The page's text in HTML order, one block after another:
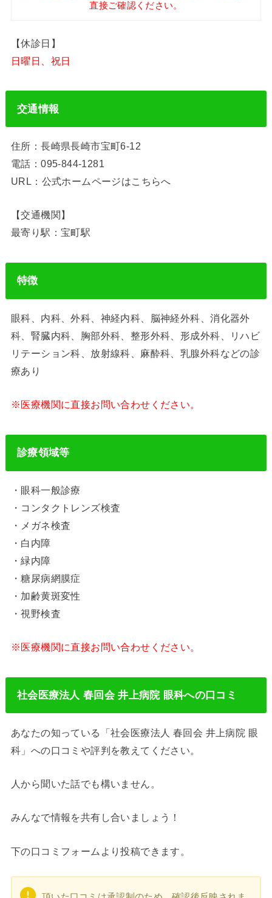
直接ご確認ください。
【休診日】
日曜日、祝日
交通情報
住所：長崎県長崎市宝町6-12
電話：095-844-1281
URL：公式ホームページはこちらへ
【交通機関】
最寄り駅：宝町駅
特徴
眼科、内科、外科、神経内科、脳神経外科、消化器外
科、腎臓内科、胸部外科、整形外科、形成外科、リハビ
リテーション科、放射線科、麻酔科、乳腺外科などの診
療あり
※医療機関に直接お問い合わせください。
診療領域等
・眼科一般診療
・コンタクトレンズ検査
・メガネ検査
・白内障
・緑内障
・糖尿病網膜症
・加齢黄斑変性
・視野検査
※医療機関に直接お問い合わせください。
社会医療法人 春回会 井上病院 眼科への口コミ
あなたの知っている「社会医療法人 春回会 井上病院 眼
科」への口コミや評判を教えてください。
人から聞いた話でも構いません。
みんなで情報を共有し合いましょう！
下の口コミフォームより投稿できます。